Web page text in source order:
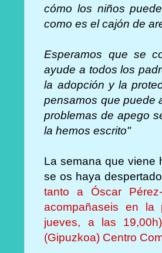
cómo los niños
como es el cajón de
Esperamos que se
ayude a todos los
la adopción y la
pensamos que puede
problemas de apego
la hemos escrito"
La semana que viene
se os haya
tanto a Óscar
acompañaseis en la
jueves, a las
(Gipuzkoa) Centro